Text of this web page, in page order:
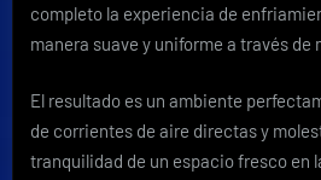
completo la experiencia de
manera suave y uniforme a través
El resultado es un ambiente
de corrientes de aire directas y
tranquilidad de un espacio fresco en